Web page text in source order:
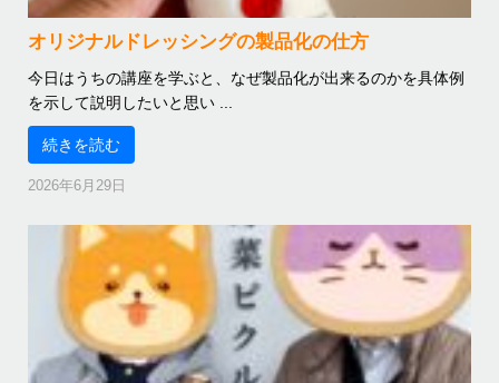
オリジナルドレッシングの製品化の仕方
今日はうちの講座を学ぶと、なぜ製品化が出来るのかを具体例
を示して説明したいと思い ...
続きを読む
2026年6月29日